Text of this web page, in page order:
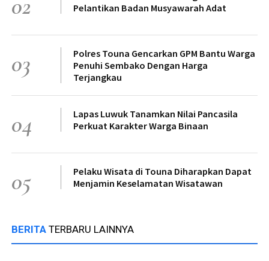
02
Pelantikan Badan Musyawarah Adat
03
Polres Touna Gencarkan GPM Bantu Warga
Penuhi Sembako Dengan Harga
Terjangkau
04
Lapas Luwuk Tanamkan Nilai Pancasila
Perkuat Karakter Warga Binaan
05
Pelaku Wisata di Touna Diharapkan Dapat
Menjamin Keselamatan Wisatawan
BERITA TERBARU LAINNYA